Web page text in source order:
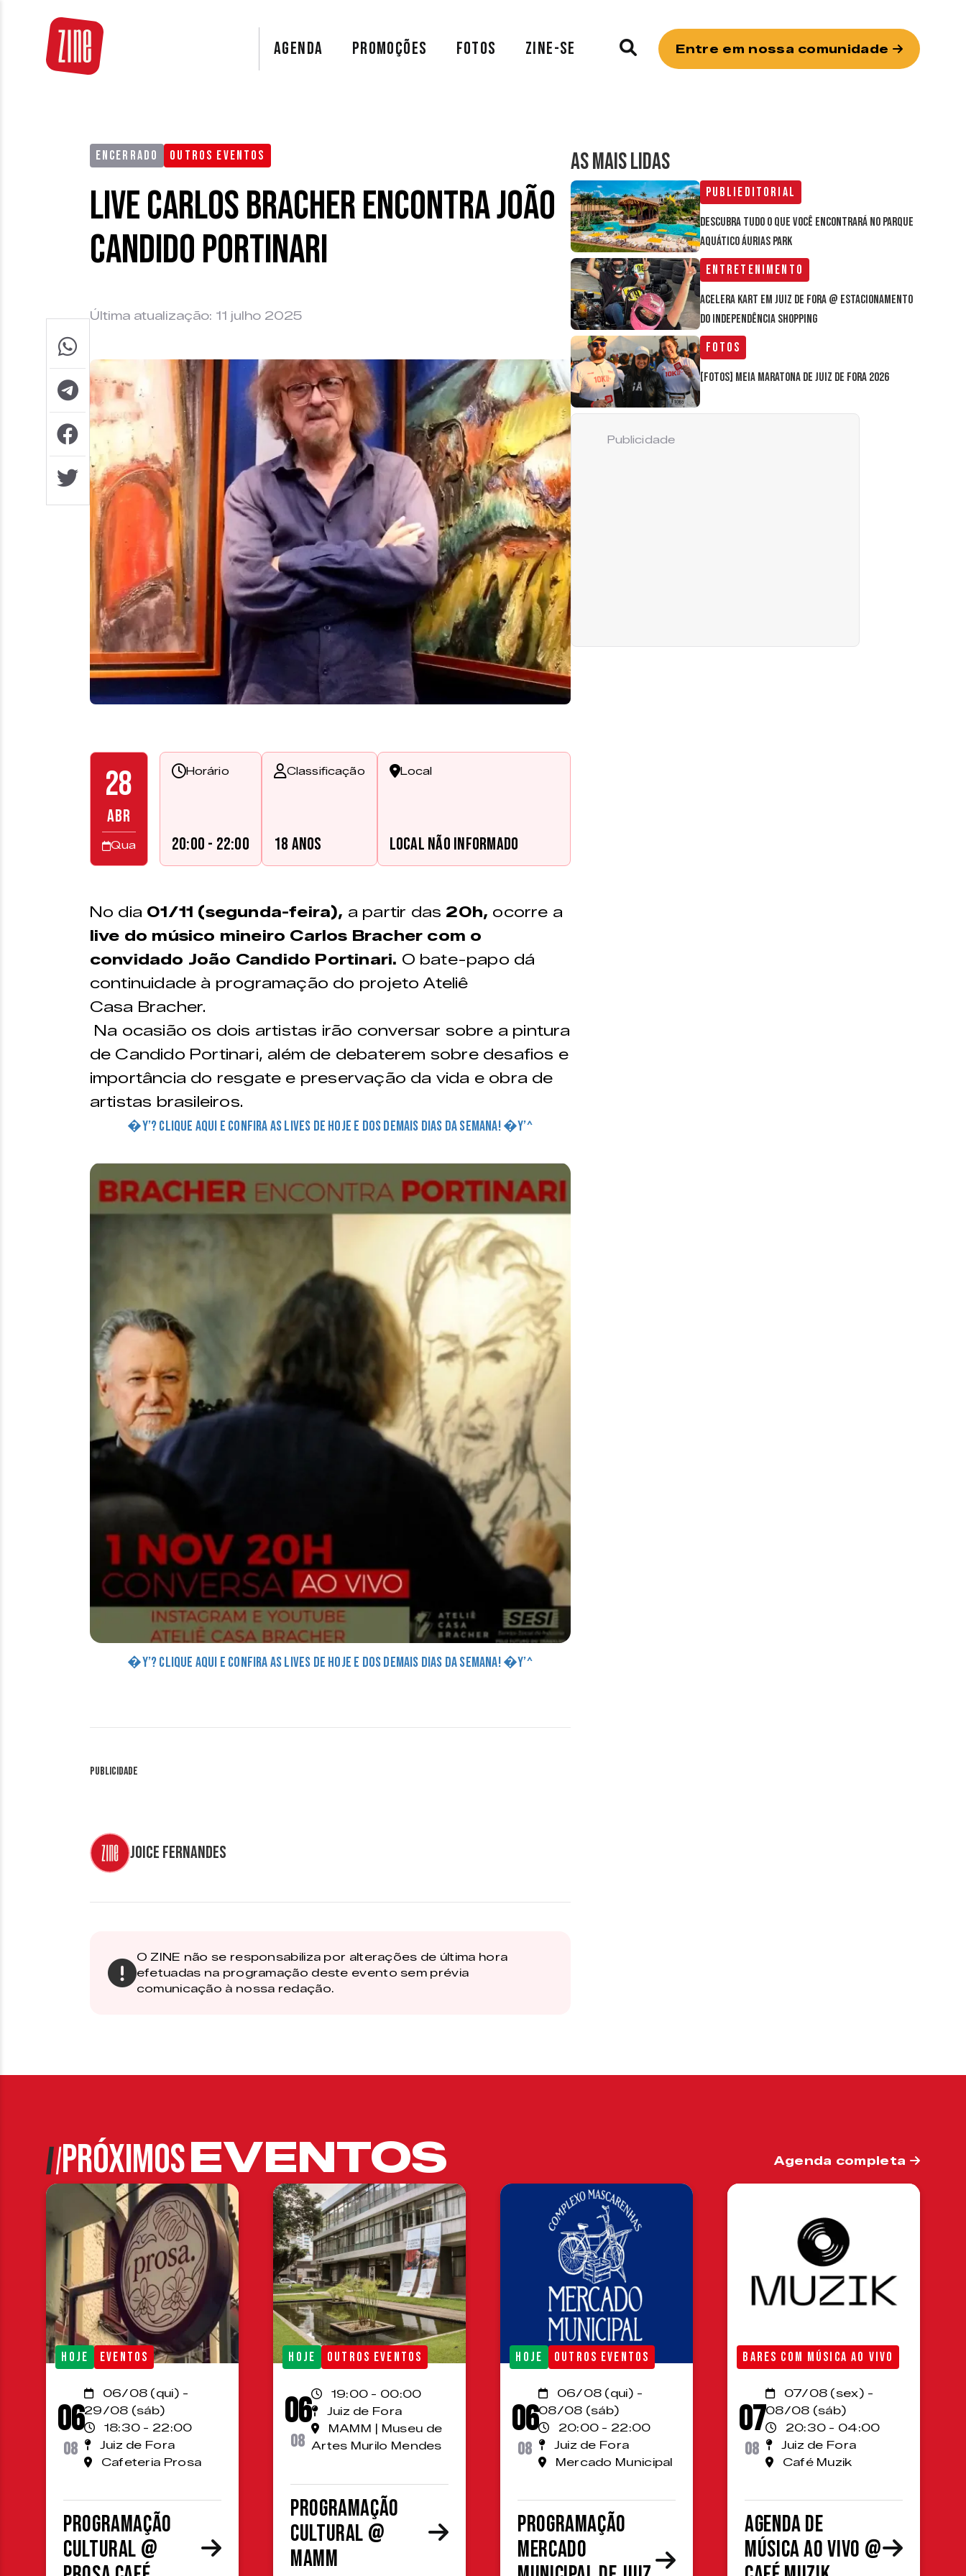
AGENDA PROMOÇÕES FOTOS ZINE-SE Entre em nossa comunidade
ENCERRADO OUTROS EVENTOS
Live Carlos Bracher encontra João
Candido Portinari
Última atualização: 11 julho 2025
28
ABR
Qua
Horário
20:00 - 22:00
Classificação
18 anos
Local
Local não informado
No dia 01/11 (segunda-feira), a partir das 20h, ocorre a
live do músico mineiro Carlos Bracher com o
convidado João Candido Portinari. O bate-papo dá
continuidade à programação do projeto Ateliê
Casa Bracher.
Na ocasião os dois artistas irão conversar sobre a pintura
de Candido Portinari, além de debaterem sobre desafios e
importância do resgate e preservação da vida e obra de
artistas brasileiros.
�Y’? CLIQUE AQUI E CONFIRA AS LIVES DE HOJE E DOS DEMAIS DIAS DA SEMANA! �Y’^
�Y’? CLIQUE AQUI E CONFIRA AS LIVES DE HOJE E DOS DEMAIS DIAS DA SEMANA! �Y’^
Publicidade
Joice Fernandes
O ZINE não se responsabiliza por alterações de última hora
efetuadas na programação deste evento sem prévia
comunicação à nossa redação.
AS MAIS LIDAS
Publieditorial
Descubra tudo o que você encontrará no parque
aquático Áurias Park
Entretenimento
Acelera Kart em Juiz de Fora @ estacionamento
do Independência Shopping
Fotos
[FOTOS] Meia Maratona de Juiz de Fora 2026
Publicidade
PRÓXIMOSEVENTOS Agenda completa
HOJE EVENTOS
06
08
06/08 (qui) -
29/08 (sáb)
18:30 - 22:00
Juiz de Fora
Cafeteria Prosa
Programação
cultural @
HOJE OUTROS EVENTOS
06
08
19:00 - 00:00
Juiz de Fora
MAMM | Museu de
Artes Murilo Mendes
Programação
cultural @
MAMM
HOJE OUTROS EVENTOS
06
08
06/08 (qui) -
08/08 (sáb)
20:00 - 22:00
Juiz de Fora
Mercado Municipal
Programação
Mercado
BARES COM MÚSICA AO VIVO
07
08
07/08 (sex) -
08/08 (sáb)
20:30 - 04:00
Juiz de Fora
Café Muzik
Agenda de
Música ao Vivo @